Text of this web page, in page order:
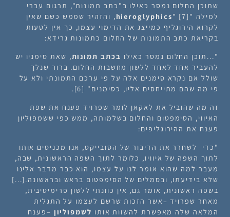
שתוכן החלום נמסר כאילו ב"כתב תמונות", תרגום עברי
למילה "
hieroglyphics" [7], והזהיר שממש כשם שאין
לקרוא הירוגליף כמייצג את הדימוי עצמו, כך אין לטעות
בקריאת כתב התמונות של החלום כתמונות גרידא:
"...תוכן החלום נמסר כאילו בכתב תמונות, שאת סימניו יש
להעביר אחד לאחד ללשון מחשבות החלום. ברור שנלך
שולל אם נקרא סימנים אלה על פי ערכם התמונתי ולא על
פי מה שהם מתייחסים אליו, כסימנים" [6].
זה מה שהוביל את לאקאן לומר שפרויד פענח את שפת
האיווי, הסימפטום והחלום בשלמותה, ממש כפי ששמפוליון
פענח את ההירוגליפים:
"כדי לשחרר את הדיבור של הסובייקט, אנו מכניסים אותו
לתוך השפה של איוויו, כלומר לתוך השפה הראשונית, שבה,
מעבר למה שהוא אומר לנו על עצמו, הוא כבר מדבר אלינו
שלא בידיעתו, ובסמלים של הסימפטום בראש ובראשונה.[...]
בשפה ראשונית, אומר גם, אין כוונתי ללשון פרימיטיבית,
מאחר שפרויד –אשר הזכות שרשם לעצמו על התגלית
המלאה שלה מאפשרת להשוות אותו לשמפוליון –פענח